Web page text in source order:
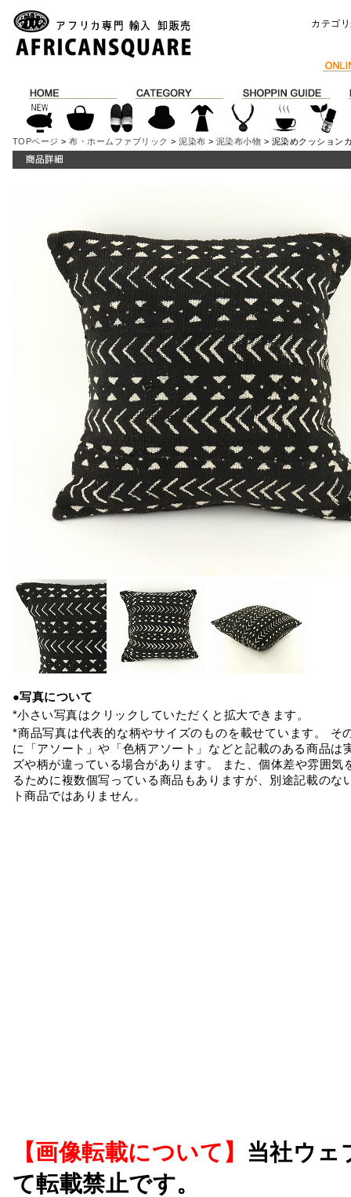
カテゴ
TOPページ >布・ホームファブリック >泥染布 > 泥染布小物 > 泥染めクッション
●写真について
*小さい写真はクリックしていただくと拡大できます。
*商品写真は代表的な柄やサイズのものを載せています。 そ
に「アソート」や「色柄アソート」などと記載のある商品は
ズや柄が違っている場合があります。 また、個体差や雰囲気
るために複数個写っている商品もありますが、別途記載のな
ト商品ではありません。
【画像転載について】 当社ウェ
て転載禁止です。